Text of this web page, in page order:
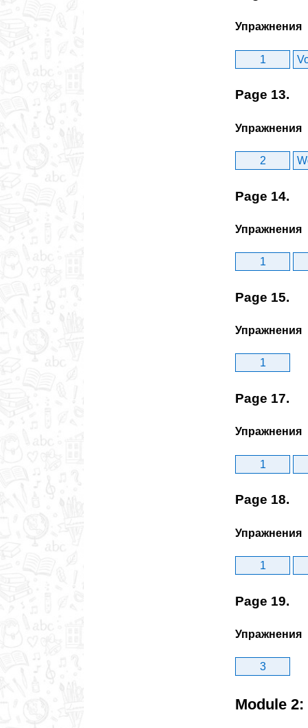
Упражнения
1
Page 13.
Упражнения
2
Page 14.
Упражнения
1
Page 15.
Упражнения
1
Page 17.
Упражнения
1
Page 18.
Упражнения
1
Page 19.
Упражнения
3
Module